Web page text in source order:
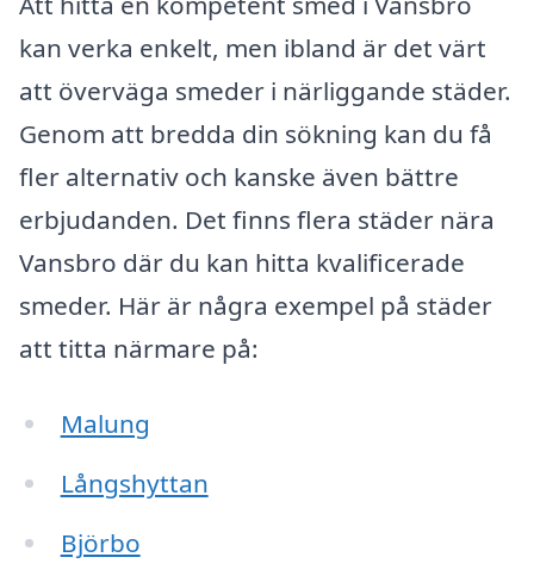
kan verka enkelt, men ibland är det värt
att överväga smeder i närliggande städer.
Genom att bredda din sökning kan du få
fler alternativ och kanske även bättre
erbjudanden. Det finns flera städer nära
Vansbro där du kan hitta kvalificerade
smeder. Här är några exempel på städer
att titta närmare på:
Malung
Långshyttan
Björbo